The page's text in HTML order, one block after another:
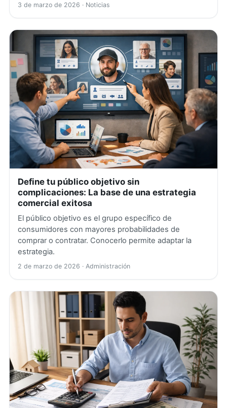
3 de marzo de 2026 · Noticias
Define tu público objetivo sin
complicaciones: La base de una estrategia
comercial exitosa
El público objetivo es el grupo específico de
consumidores con mayores probabilidades de
comprar o contratar. Conocerlo permite adaptar la
estrategia.
2 de marzo de 2026 · Administración